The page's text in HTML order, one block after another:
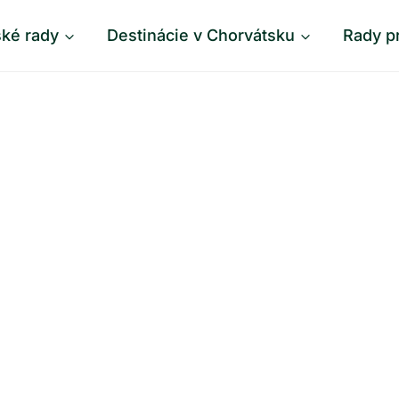
rady Destinácie v Chorvátsku Rady